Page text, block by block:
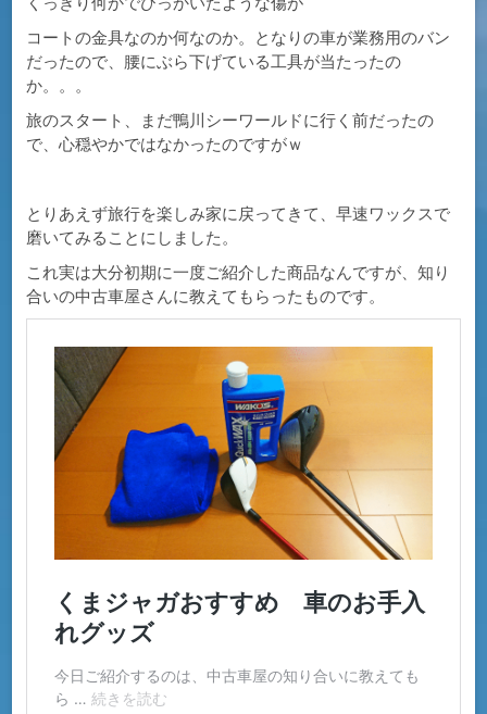
コートの金具なのか何なのか。となりの車が業務用のバン
だったので、腰にぶら下げている工具が当たったの
か。。。
旅のスタート、まだ鴨川シーワールドに行く前だったの
で、心穏やかではなかったのですがｗ
とりあえず旅行を楽しみ家に戻ってきて、早速ワックスで
磨いてみることにしました。
これ実は大分初期に一度ご紹介した商品なんですが、知り
合いの中古車屋さんに教えてもらったものです。